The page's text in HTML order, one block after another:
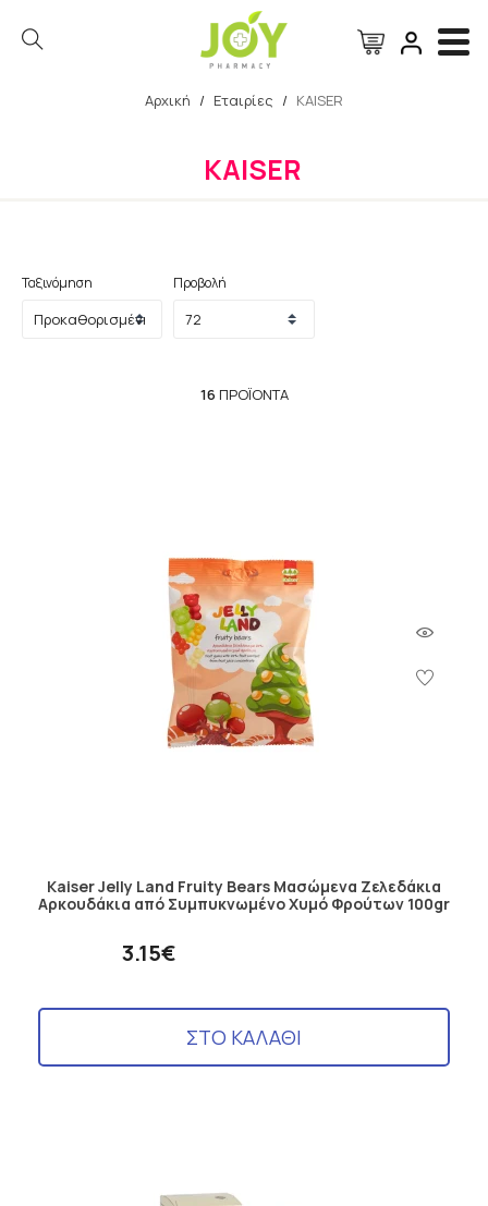
Αρχική / Εταιρίες / KAISER
KAISER
Ταξινόμηση Προβολή
16 ΠΡΟΪΌΝΤΑ
Kaiser Jelly Land Fruity Bears Μασώμενα Ζελεδάκια
Αρκουδάκια από Συμπυκνωμένο Χυμό Φρούτων 100gr
3.15€
ΣΤΟ ΚΑΛΑΘΙ